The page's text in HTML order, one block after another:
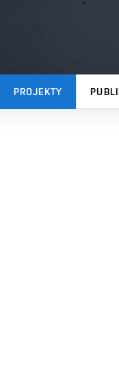
PROJEKTY